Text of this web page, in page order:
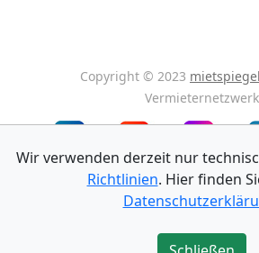
Copyright © 2023
Vermieternetzwerk
Impressum
Wir verwenden derzeit nur
Richtlinien. Hier finden